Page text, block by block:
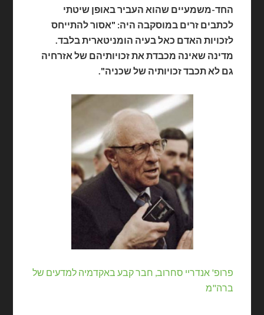
החד-משמעיים שהוא העביר באופן שיטתי
לכתבים זרים במוסקבה היה: "אסור להתייחס
לזכויות האדם כאל בעיה הומניטארית בלבד.
מדינה שאינה מכבדת את זכויותיהם של אזרחיה
גם לא תכבד זכויותיה של שכניה".
פרופ' אנדריי סחרוב, חבר קבע באקדמיה למדעים של
ברה"מ